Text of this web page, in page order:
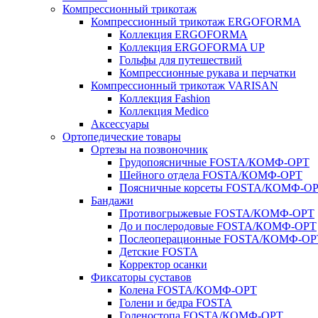
Компрессионный трикотаж
Компрессионный трикотаж ERGOFORMA
Коллекция ERGOFORMA
Коллекция ERGOFORMA UP
Гольфы для путешествий
Компрессионные рукава и перчатки
Компрессионный трикотаж VARISAN
Коллекция Fashion
Коллекция Medico
Аксессуары
Ортопедические товары
Ортезы на позвоночник
Грудопоясничные FOSTA/КОМФ-ОРТ
Шейного отдела FOSTA/КОМФ-ОРТ
Поясничные корсеты FOSTA/КОМФ-
Бандажи
Противогрыжевые FOSTA/КОМФ-ОРТ
До и послеродовые FOSTA/КОМФ-ОРТ
Послеоперационные FOSTA/КОМФ-
Детские FOSTA
Корректор осанки
Фиксаторы суставов
Колена FOSTA/КОМФ-ОРТ
Голени и бедра FOSTA